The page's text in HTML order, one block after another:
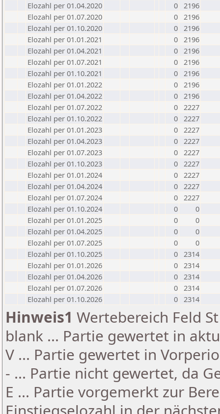
Elozahl per 01.04.2020
0 2196
Elozahl per 01.07.2020
0 2196
Elozahl per 01.10.2020
0 2196
Elozahl per 01.01.2021
0 2196
Elozahl per 01.04.2021
0 2196
Elozahl per 01.07.2021
0 2196
Elozahl per 01.10.2021
0 2196
Elozahl per 01.01.2022
0 2196
Elozahl per 01.04.2022
0 2196
Elozahl per 01.07.2022
0 2227
Elozahl per 01.10.2022
0 2227
Elozahl per 01.01.2023
0 2227
Elozahl per 01.04.2023
0 2227
Elozahl per 01.07.2023
0 2227
Elozahl per 01.10.2023
0 2227
Elozahl per 01.01.2024
0 2227
Elozahl per 01.04.2024
0 2227
Elozahl per 01.07.2024
0 2227
Elozahl per 01.10.2024
0
0
Elozahl per 01.01.2025
0
0
Elozahl per 01.04.2025
0
0
Elozahl per 01.07.2025
0
0
Elozahl per 01.10.2025
0 2314
Elozahl per 01.01.2026
0 2314
Elozahl per 01.04.2026
0 2314
Elozahl per 01.07.2026
0 2314
Elozahl per 01.10.2026
0 2314
Hinweis1 Wertebereich Feld
blank ... Partie gewertet in
V ... Partie gewertet in
- ... Partie nicht gewertet, da
E ... Partie vorgemerkt zur